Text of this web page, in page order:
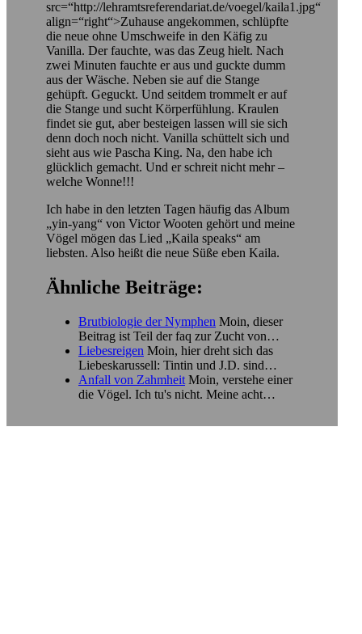
src=“http://lehramtsreferendariat.de/voegel/kaila1.jpg“
align=“right“>Zuhause angekommen, schlüpfte
die neue ohne Umschweife in den Käfig zu
Vanilla. Der fauchte, was das Zeug hielt. Nach
zwei Minuten fauchte er aus und guckte dumm
aus der Wäsche. Neben sie auf die Stange
gehüpft. Geguckt. Und seitdem trommelt er auf
die Stange und sucht Körperfühlung. Kraulen
findet sie gut, aber besteigen lassen will sie sich
denn doch noch nicht. Vanilla schüttelt sich und
sieht aus wie Pascha King. Na, den habe ich
glücklich gemacht. Und er schreit nicht mehr –
welche Wonne!!!
Ich habe in den letzten Tagen häufig das Album
„yin-yang“ von Victor Wooten gehört und meine
Vögel mögen das Lied „Kaila speaks“ am
liebsten. Also heißt die neue Süße eben Kaila.
Ähnliche Beiträge:
Brutbiologie der Nymphen Moin, dieser
Beitrag ist Teil der faq zur Zucht von…
Liebesreigen Moin, hier dreht sich das
Liebeskarussell: Tintin und J.D. sind…
Anfall von Zahmheit Moin, verstehe einer
die Vögel. Ich tu's nicht. Meine acht…